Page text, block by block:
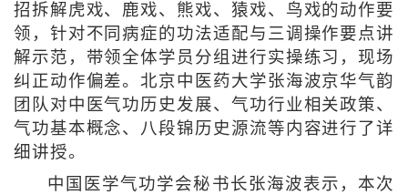
招拆解虎戏、鹿戏、熊戏、猿戏、鸟戏的动作要
领，针对不同病症的功法适配与三调操作要点讲
解示范，带领全体学员分组进行实操练习，现场
纠正动作偏差。北京中医药大学张海波京华气韵
团队对中医气功历史发展、气功行业相关政策、
气功基本概念、八段锦历史源流等内容进行了详
细讲授。
中国医学气功学会秘书长张海波表示，本次